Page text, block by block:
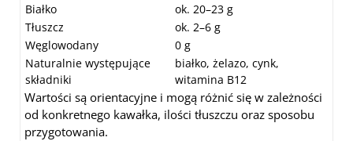
Białko
ok. 20–23 g
Tłuszcz
ok. 2–6 g
Węglowodany
0 g
Naturalnie występujące
składniki
białko, żelazo, cynk,
witamina B12
Wartości są orientacyjne i mogą różnić się w zależności
od konkretnego kawałka, ilości tłuszczu oraz sposobu
przygotowania.